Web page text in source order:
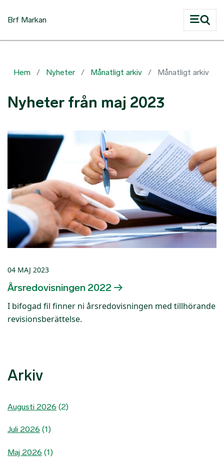
Brf Markan
Hem Nyheter Månatligt arkiv Månatligt arkiv
Nyheter från maj 2023
04 MAJ 2023
Årsredovisningen 2022
I bifogad fil finner ni årsredovisningen med tillhörande
revisionsberättelse.
Arkiv
Augusti 2026 (2)
Juli 2026 (1)
Maj 2026 (1)